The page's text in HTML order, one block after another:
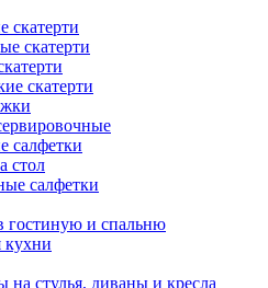
скатерти
скатерти
скатерти
салфетки
стол
салфетки
гостиную и спальню
стулья, диваны и кресла